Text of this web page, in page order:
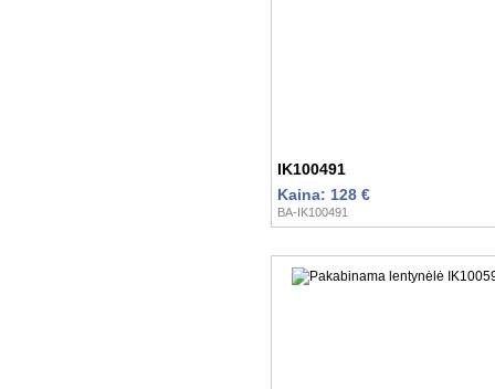
IK100491
Kaina: 128 €
BA-IK100491